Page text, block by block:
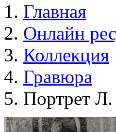
Главная
Онлайн
Коллекция
Гравюра
Портрет